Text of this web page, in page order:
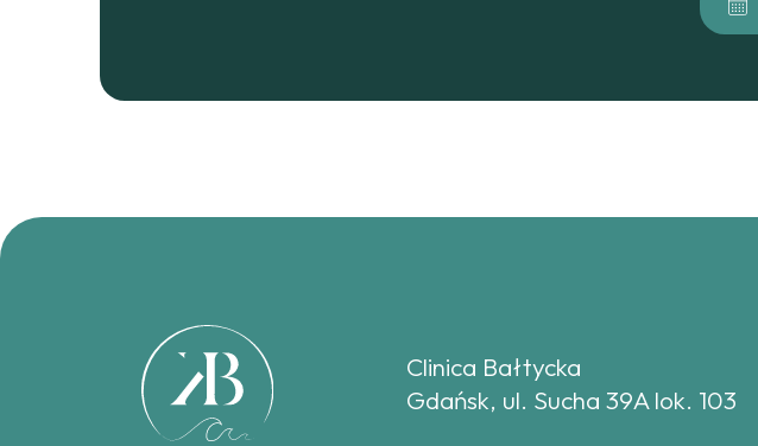
Clinica Bałtycka
Gdańsk, ul. Sucha 39A lok. 103